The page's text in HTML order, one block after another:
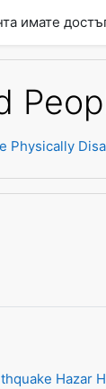
имате
Physically
Hazar